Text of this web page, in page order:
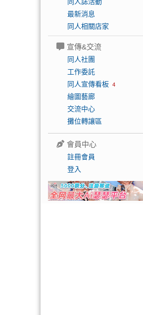
最新消息
同人相關店家
宣傳&交流
同人社團
工作委託
同人宣傳看板 4
繪圖藝廊
交流中心
攤位轉讓區
會員中心
註冊會員
登入